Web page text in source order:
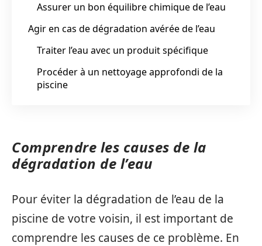
Assurer un bon équilibre chimique de l’eau
Agir en cas de dégradation avérée de l’eau
Traiter l’eau avec un produit spécifique
Procéder à un nettoyage approfondi de la
piscine
Comprendre les causes de la
dégradation de l’eau
Pour éviter la dégradation de l’eau de la
piscine de votre voisin, il est important de
comprendre les causes de ce problème. En